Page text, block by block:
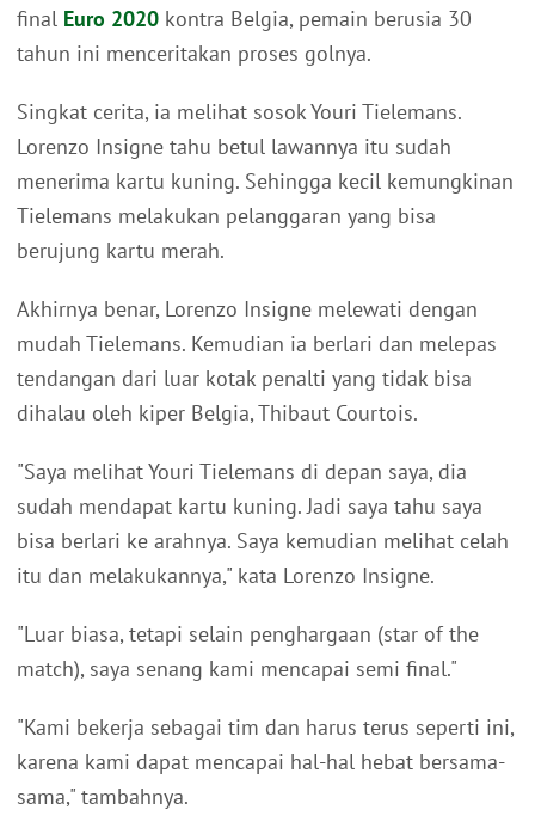
final Euro 2020 kontra Belgia, pemain berusia 30
tahun ini menceritakan proses golnya.
Singkat cerita, ia melihat sosok Youri Tielemans.
Lorenzo Insigne tahu betul lawannya itu sudah
menerima kartu kuning. Sehingga kecil kemungkinan
Tielemans melakukan pelanggaran yang bisa
berujung kartu merah.
Akhirnya benar, Lorenzo Insigne melewati dengan
mudah Tielemans. Kemudian ia berlari dan melepas
tendangan dari luar kotak penalti yang tidak bisa
dihalau oleh kiper Belgia, Thibaut Courtois.
"Saya melihat Youri Tielemans di depan saya, dia
sudah mendapat kartu kuning. Jadi saya tahu saya
bisa berlari ke arahnya. Saya kemudian melihat celah
itu dan melakukannya," kata Lorenzo Insigne.
"Luar biasa, tetapi selain penghargaan (star of the
match), saya senang kami mencapai semi final."
"Kami bekerja sebagai tim dan harus terus seperti ini,
karena kami dapat mencapai hal-hal hebat bersama-
sama," tambahnya.